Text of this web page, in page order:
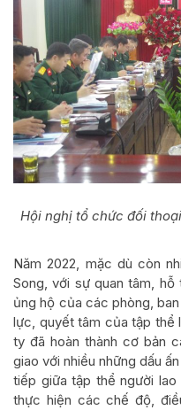
Hội nghị tổ chức đối
Năm 2022, mặc dù còn
Song, với sự quan tâm,
ủng hộ của các phòng,
lực, quyết tâm của tập thể
ty đã hoàn thành cơ bản
giao với nhiều những dấu
tiếp giữa tập thể người
thực hiện các chế độ,